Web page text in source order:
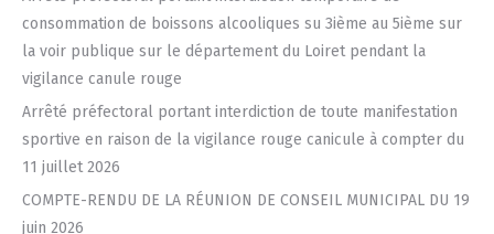
consommation de boissons alcooliques su 3ième au 5ième sur
la voir publique sur le département du Loiret pendant la
vigilance canule rouge
Arrêté préfectoral portant interdiction de toute manifestation
sportive en raison de la vigilance rouge canicule à compter du
11 juillet 2026
COMPTE-RENDU DE LA RÉUNION DE CONSEIL MUNICIPAL DU 19
juin 2026